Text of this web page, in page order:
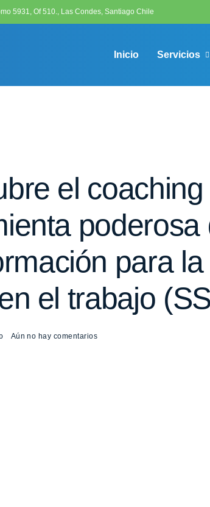
5931, Of 510., Las Condes, Santiago Chile
Inicio Servicios
el
para
el trabajo
Aún no hay comentarios